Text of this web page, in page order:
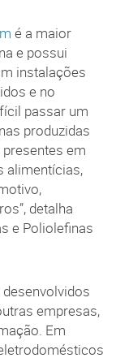
é a maior
e possui
instalações
e no
passar um
produzidas
em
alimentícias,
detalha
e Poliolefinas
empresas,
Em